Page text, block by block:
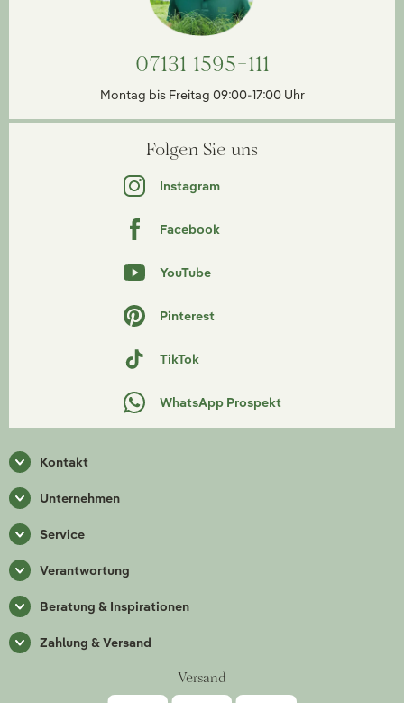
07131 1595-111
Montag bis Freitag 09:00-17:00 Uhr
Folgen Sie uns
Instagram
Facebook
YouTube
Pinterest
TikTok
WhatsApp Prospekt
Kontakt
Unternehmen
Service
Verantwortung
Beratung & Inspirationen
Zahlung & Versand
Versand